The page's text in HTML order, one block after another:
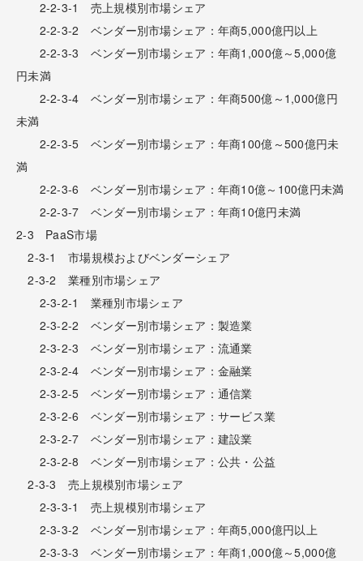
2-2-3-1 売上規模別市場シェア
2-2-3-2 ベンダー別市場シェア：年商5,000億円以上
2-2-3-3 ベンダー別市場シェア：年商1,000億～5,000億
円未満
2-2-3-4 ベンダー別市場シェア：年商500億～1,000億円
未満
2-2-3-5 ベンダー別市場シェア：年商100億～500億円未
満
2-2-3-6 ベンダー別市場シェア：年商10億～100億円未満
2-2-3-7 ベンダー別市場シェア：年商10億円未満
2-3 PaaS市場
2-3-1 市場規模およびベンダーシェア
2-3-2 業種別市場シェア
2-3-2-1 業種別市場シェア
2-3-2-2 ベンダー別市場シェア：製造業
2-3-2-3 ベンダー別市場シェア：流通業
2-3-2-4 ベンダー別市場シェア：金融業
2-3-2-5 ベンダー別市場シェア：通信業
2-3-2-6 ベンダー別市場シェア：サービス業
2-3-2-7 ベンダー別市場シェア：建設業
2-3-2-8 ベンダー別市場シェア：公共・公益
2-3-3 売上規模別市場シェア
2-3-3-1 売上規模別市場シェア
2-3-3-2 ベンダー別市場シェア：年商5,000億円以上
2-3-3-3 ベンダー別市場シェア：年商1,000億～5,000億